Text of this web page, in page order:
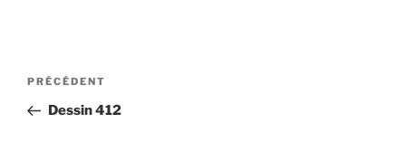
Navigation
l’article
Article
précédent
PRÉCÉDENT
Dessin 412